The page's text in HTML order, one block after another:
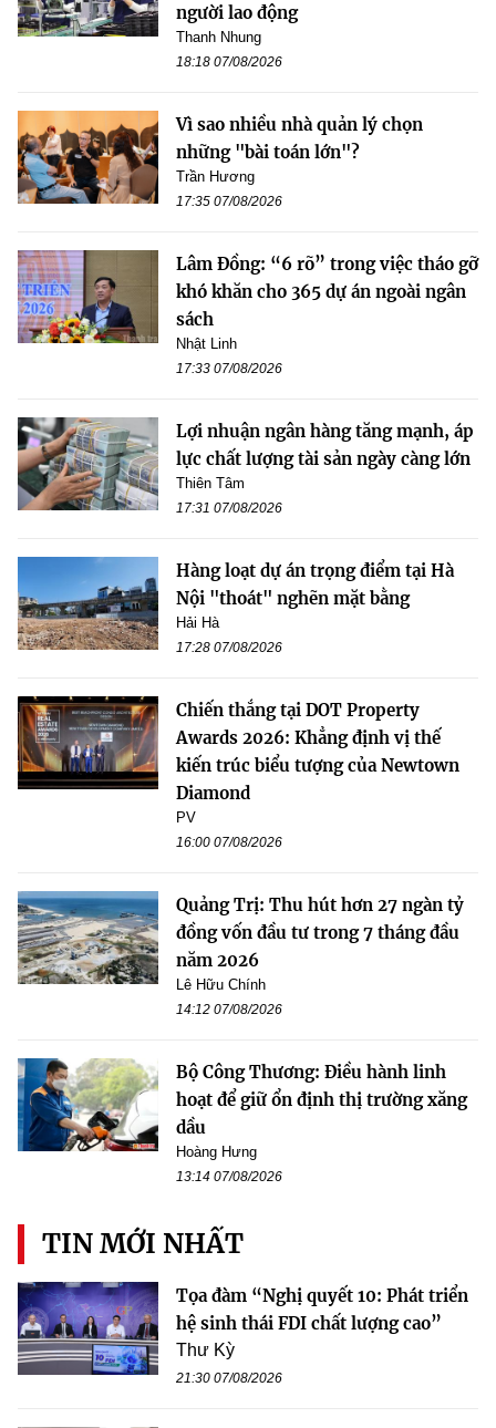
người lao động
Thanh Nhung
18:18 07/08/2026
Vì sao nhiều nhà quản lý chọn
những "bài toán lớn"?
Trần Hương
17:35 07/08/2026
Lâm Đồng: “6 rõ” trong việc tháo gỡ
khó khăn cho 365 dự án ngoài ngân
sách
Nhật Linh
17:33 07/08/2026
Lợi nhuận ngân hàng tăng mạnh, áp
lực chất lượng tài sản ngày càng lớn
Thiên Tâm
17:31 07/08/2026
Hàng loạt dự án trọng điểm tại Hà
Nội "thoát" nghẽn mặt bằng
Hải Hà
17:28 07/08/2026
Chiến thắng tại DOT Property
Awards 2026: Khẳng định vị thế
kiến trúc biểu tượng của Newtown
Diamond
PV
16:00 07/08/2026
Quảng Trị: Thu hút hơn 27 ngàn tỷ
đồng vốn đầu tư trong 7 tháng đầu
năm 2026
Lê Hữu Chính
14:12 07/08/2026
Bộ Công Thương: Điều hành linh
hoạt để giữ ổn định thị trường xăng
dầu
Hoàng Hưng
13:14 07/08/2026
TIN MỚI NHẤT
Tọa đàm “Nghị quyết 10: Phát triển
hệ sinh thái FDI chất lượng cao”
Thư Kỳ
21:30 07/08/2026